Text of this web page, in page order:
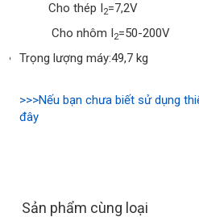
Cho thép I2=7,2V
Cho nhôm I2=50-200V
Trọng lượng máy:49,7 kg
>>>Nếu bạn chưa biết sử dụng
đây
Sản phẩm cùng loại